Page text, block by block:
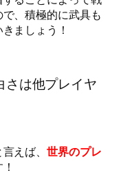
、積極的に武具も
ましょう！
さは他プレイヤ
えば、世界のプレ